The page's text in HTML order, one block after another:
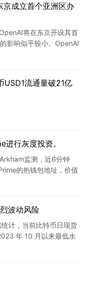
京成立首个亚洲区办
将在东京开设其首
影响似乎较小。OpenAI
USD1流通量破21亿
行灰度投资。
监测，近6分钟
的热钱包地址，价值
波动风险
计，当前比特币日现货
年 10 月以来最低水